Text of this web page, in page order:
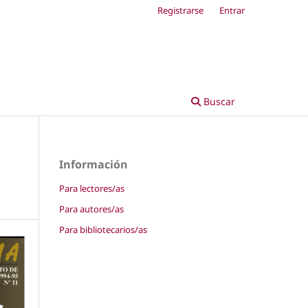
Buscar
Registrarse Entrar
Información
Para lectores/as
Para autores/as
Para bibliotecarios/as